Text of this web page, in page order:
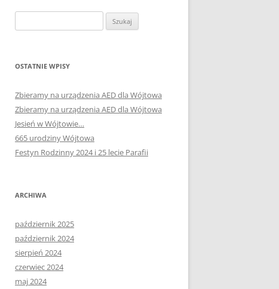
OSTATNIE WPISY
Zbieramy na urządzenia AED dla Wójtowa
Zbieramy na urządzenia AED dla Wójtowa
Jesień w Wójtowie…
665 urodziny Wójtowa
Festyn Rodzinny 2024 i 25 lecie Parafii
ARCHIWA
październik 2025
październik 2024
sierpień 2024
czerwiec 2024
maj 2024